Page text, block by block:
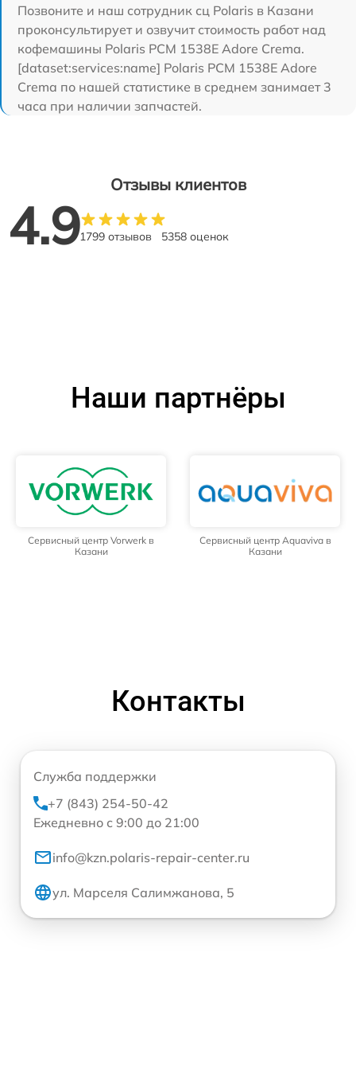
Позвоните и наш сотрудник сц Polaris в Казани
проконсультирует и озвучит стоимость работ над
кофемашины Polaris PCM 1538E Adore Crema.
[dataset:services:name] Polaris PCM 1538E Adore
Crema по нашей статистике в среднем занимает 3
часа при наличии запчастей.
Отзывы клиентов
4.91799 отзывов 5358 оценок
Наши партнёры
Сервисный центр Vorwerk в
Казани
Сервисный центр Aquaviva в
Казани
Контакты
Служба поддержки
+7 (843) 254-50-42
Ежедневно с 9:00 до 21:00
info@kzn.polaris-repair-center.ru
ул. Марселя Салимжанова, 5